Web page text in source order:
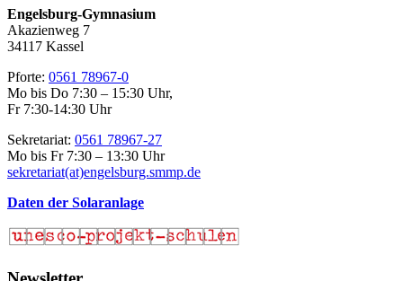
Engelsburg-Gymnasium
Akazienweg 7
34117 Kassel
Pforte: 0561 78967-0
Mo bis Do 7:30 – 15:30 Uhr,
Fr 7:30-14:30 Uhr
Sekretariat: 0561 78967-27
Mo bis Fr 7:30 – 13:30 Uhr
sekretariat(at)engelsburg.smmp.de
Daten der Solaranlage